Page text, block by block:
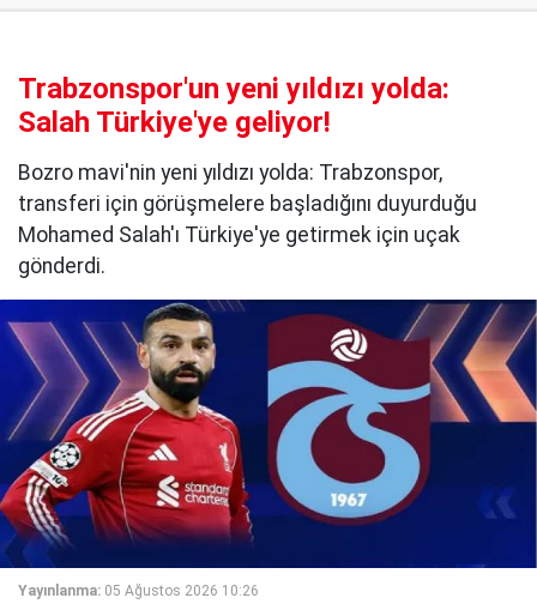
Trabzonspor'un yeni yıldızı yolda:
Salah Türkiye'ye geliyor!
Bozro mavi'nin yeni yıldızı yolda: Trabzonspor,
transferi için görüşmelere başladığını duyurduğu
Mohamed Salah'ı Türkiye'ye getirmek için uçak
gönderdi.
Yayınlanma: 05 Ağustos 2026 10:26